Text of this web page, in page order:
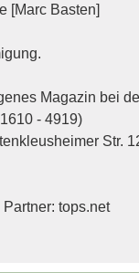
[Marc Basten]
Magazin bei
- 4919)
Str.
tops.net